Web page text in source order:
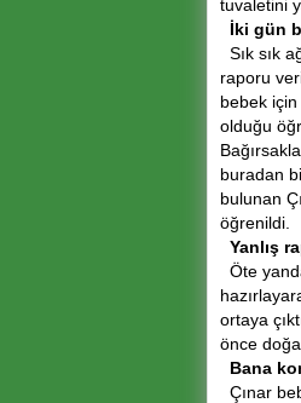
tuvaletini
İki gün
Sık sık
raporu
bebek
olduğu
buradan
bulunan
öğrenildi.
Yanlış
Öte
ortaya
önce
Bana
Çınar